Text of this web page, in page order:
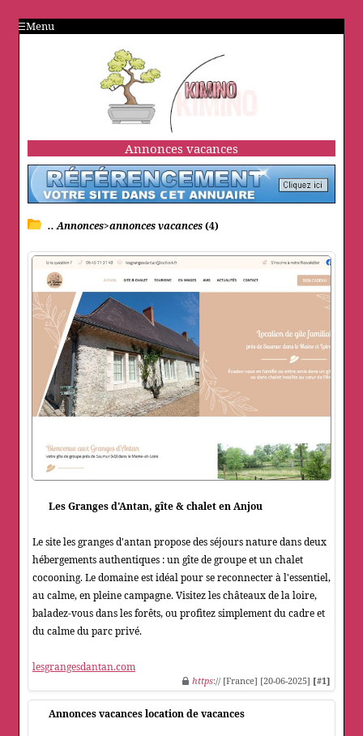
Menu
Annonces vacances
.. Annonces>annonces vacances(4)
Les Granges d'Antan, gîte & chalet en Anjou
Le site les granges d'antan propose des séjours nature dans deux
hébergements authentiques : un gîte de groupe et un chalet
cocooning. Le domaine est idéal pour se reconnecter à l'essentiel,
au calme, en pleine campagne. Visitez les châteaux de la loire,
baladez-vous dans les forêts, ou profitez simplement du cadre et
du calme du parc privé.
lesgrangesdantan.com
https:// [France] [20-06-2025] [#1]
Annonces vacances location de vacances